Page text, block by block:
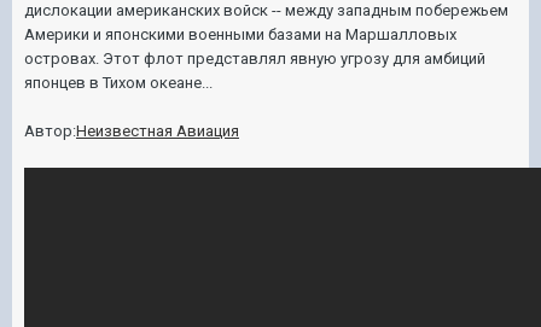
дислокации американских войск -- между западным побережьем
Америки и японскими военными базами на Маршалловых
островах. Этот флот представлял явную угрозу для амбиций
японцев в Тихом океане...
Автор:Неизвестная Авиация